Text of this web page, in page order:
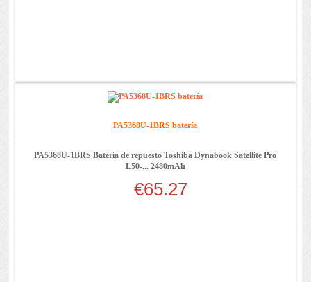
PA5368U-1BRS batería
PA5368U-1BRS Batería de repuesto Toshiba Dynabook Satellite Pro
L50-... 2480mAh
€65.27